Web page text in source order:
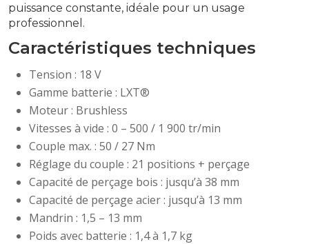
puissance constante, idéale pour un usage
professionnel.
Caractéristiques techniques
Tension : 18 V
Gamme batterie : LXT®
Moteur : Brushless
Vitesses à vide : 0 – 500 / 1 900 tr/min
Couple max. : 50 / 27 Nm
Réglage du couple : 21 positions + perçage
Capacité de perçage bois : jusqu’à 38 mm
Capacité de perçage acier : jusqu’à 13 mm
Mandrin : 1,5 – 13 mm
Poids avec batterie : 1,4 à 1,7 kg